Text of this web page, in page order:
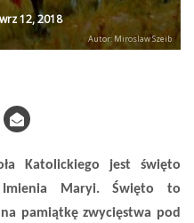
wrz 12, 2018
Autor: Miroslaw Szeib
Katolickiego jest święto
Imienia Maryi. Święto to
pamiątkę zwycięstwa pod